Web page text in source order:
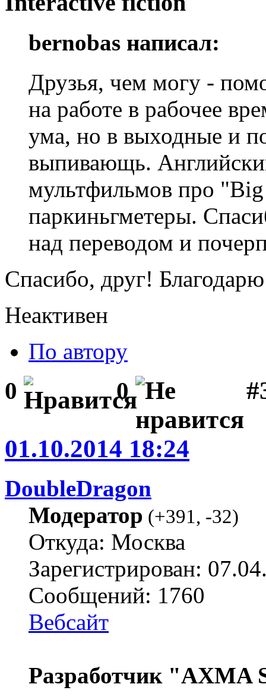
bernobas написал:
Друзья, чем могу -
на работе в рабочее
ума, но в выходные и
выпивающь.
мультфильмов про
паркиньгметеры.
над переводом и
Спасибо, друг!
Неактивен
По автору
0 0
01.10.2014 18:24
DoubleDragon
Модератор (+391, -32)
Откуда: Москва
Зарегистрирован:
Сообщений: 1760
Вебсайт
Разработчик "AXMA